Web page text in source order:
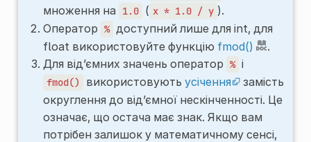
множення на
1.0 ( x * 1.0 / y ).
Оператор % доступний лише для int, для
float використовуйте функцію fmod()
.
Для від’ємних значень оператор % і
fmod() використовують усічення
замість
округлення до від’ємної нескінченності. Це
означає, що остача має знак. Якщо вам
потрібен залишок у математичному сенсі,